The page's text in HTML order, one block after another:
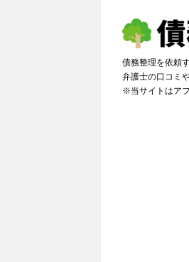
債務整理を依頼
弁護士の口コ
※当サイトはア